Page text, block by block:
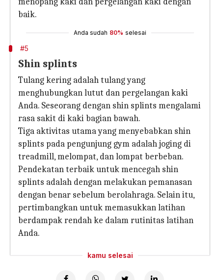
baik.
Anda sudah 80% selesai
#5
Shin splints
Tulang kering adalah tulang yang
menghubungkan lutut dan pergelangan kaki
Anda. Seseorang dengan shin splints mengalami
rasa sakit di kaki bagian bawah.
Tiga aktivitas utama yang menyebabkan shin
splints pada pengunjung gym adalah joging di
treadmill, melompat, dan lompat berbeban.
Pendekatan terbaik untuk mencegah shin
splints adalah dengan melakukan pemanasan
dengan benar sebelum berolahraga. Selain itu,
pertimbangkan untuk memasukkan latihan
berdampak rendah ke dalam rutinitas latihan
Anda.
kamu selesai